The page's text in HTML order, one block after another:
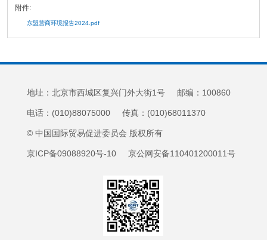
附件:
东盟营商环境报告2024.pdf
地址：北京市西城区复兴门外大街1号 邮编：100860
电话：(010)88075000 传真：(010)68011370
© 中国国际贸易促进委员会 版权所有
京ICP备09088920号-10 京公网安备110401200011号